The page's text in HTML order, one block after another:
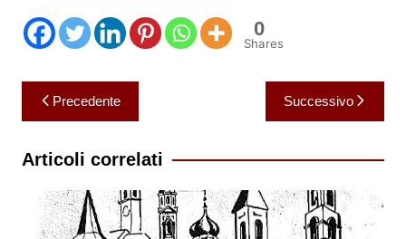
0
Shares
Navigazione
articoli
Precedente Successivo
Articoli correlati